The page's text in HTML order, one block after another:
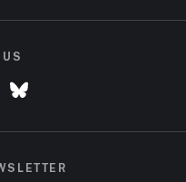
US